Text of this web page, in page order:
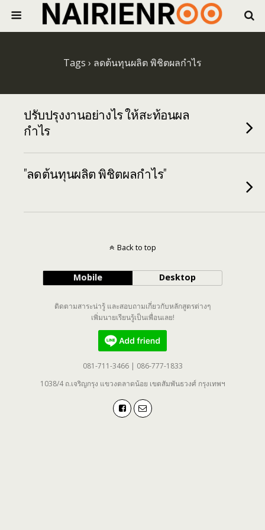
Tags › ลดต้นทุนผลิต พิชิตผลกำไร
ปรับปรุงงานอย่างไร ให้สะท้อนผล
กำไร
"ลดต้นทุนผลิต พิชิตผลกำไร"
Back to top
Mobile Desktop
ติดตามสาระน่ารู้ และสอบถามเกี่ยวกับหลักสูตรต่างๆ
เพิ่มนายเรียนรู้เป็นเพื่อนเลย!
081-711-3466 | 086-777-1833
1038/4 ถ.เจริญกรุง แขวงตลาดน้อย เขตสัมพันธวงศ์ กรุงเทพฯ